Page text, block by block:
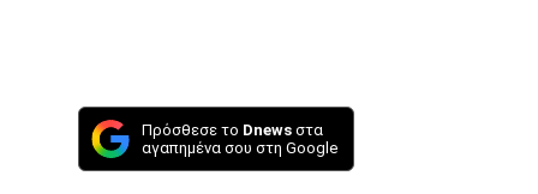
Πρόσθεσε το Dnews στα
αγαπημένα σου στη Google